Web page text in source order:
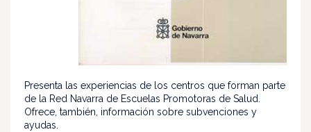
Presenta las experiencias de los centros que forman parte
de la Red Navarra de Escuelas Promotoras de Salud.
Ofrece, también, información sobre subvenciones y
ayudas.